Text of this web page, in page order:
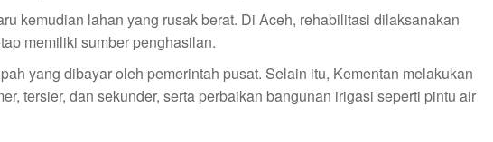
kemudian lahan yang rusak berat. Di Aceh, rehabilitasi dilaksanakan
memiliki sumber penghasilan.
yang dibayar oleh pemerintah pusat. Selain itu, Kementan melakukan
tersier, dan sekunder, serta perbaikan bangunan irigasi seperti pintu air